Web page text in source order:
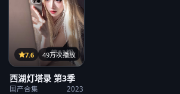
第23期
7.6 49万次播放
西湖灯塔录 第3季
国产合集 2023